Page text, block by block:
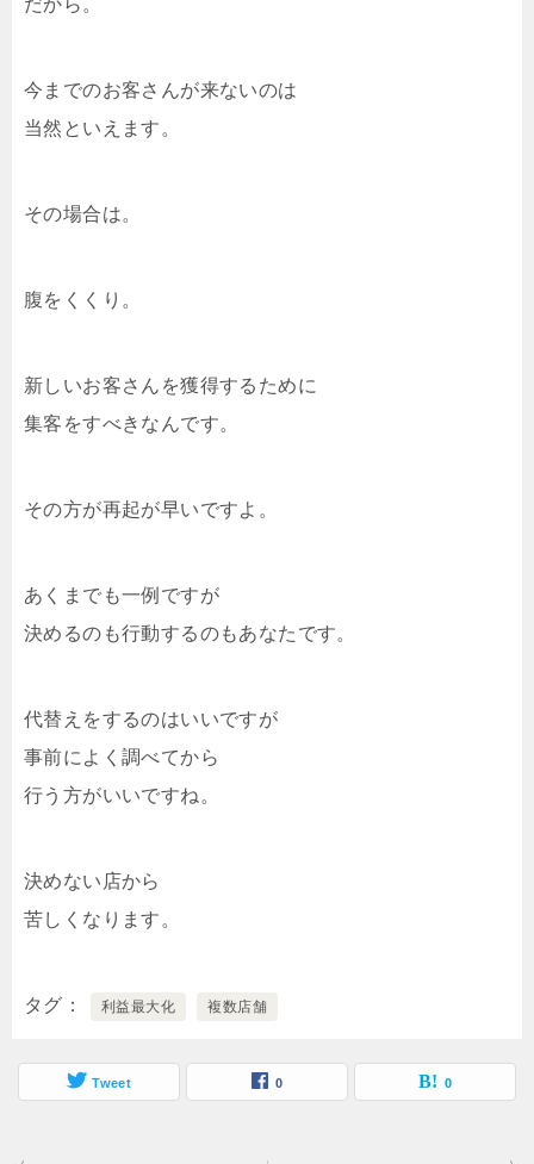
今までのお客さんが来ないのは
当然といえます。
その場合は。
腹をくくり。
新しいお客さんを獲得するために
集客をすべきなんです。
その方が再起が早いですよ。
あくまでも一例ですが
決めるのも行動するのもあなたです。
代替えをするのはいいですが
事前によく調べてから
行う方がいいですね。
決めない店から
苦しくなります。
タグ 利益最大化 複数店舗
Tweet 0 0